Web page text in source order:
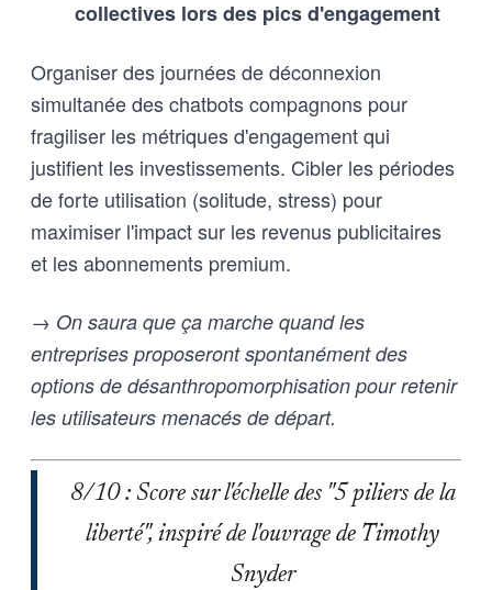
collectives lors des pics d'engagement
Organiser des journées de déconnexion
simultanée des chatbots compagnons pour
fragiliser les métriques d'engagement qui
justifient les investissements. Cibler les périodes
de forte utilisation (solitude, stress) pour
maximiser l'impact sur les revenus publicitaires
et les abonnements premium.
→ On saura que ça marche quand les
entreprises proposeront spontanément des
options de désanthropomorphisation pour retenir
les utilisateurs menacés de départ.
8/10 : Score sur l'échelle des "5 piliers de la
liberté", inspiré de l'ouvrage de Timothy
Snyder